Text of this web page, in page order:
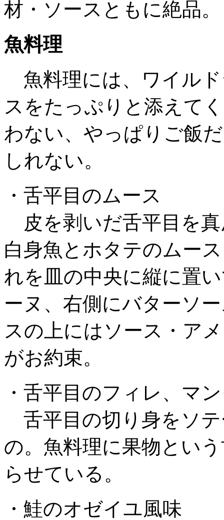
材・ソースともに絶品。
魚料理
魚料理には、ワイル
スをたっぷりと添えて
わない、やっぱりご飯
しれない。
・舌平目のムース
皮を剥いだ舌平目を
白身魚とホタテのムー
れを皿の中央に縦に置
ーヌ、右側にバターソ
スの上にはソース・ア
がお約束。
・舌平目のフィレ、マ
舌平目の切り身をソ
の。魚料理に果物とい
らせている。
・鮭のオゼイユ風味